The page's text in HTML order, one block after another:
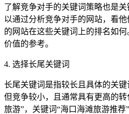
了解竞争对手的关键词策略也是
以通过分析竞争对手的网站，看他
的网站在这些关键词上的排名如
价值的参考。
4. 选择长尾关键词
长尾关键词是指较长且具体的关键
但竞争较小，且通常具有更高的
旅游”，关键词“海口海滩旅游推